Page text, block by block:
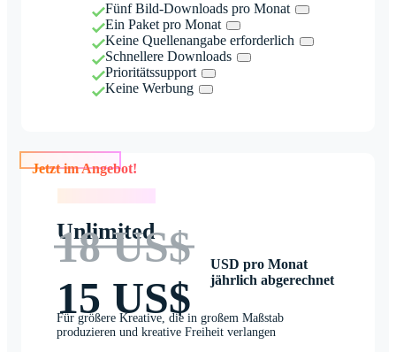
Fünf Bild-Downloads pro Monat
Ein Paket pro Monat
Keine Quellenangabe erforderlich
Schnellere Downloads
Prioritätssupport
Keine Werbung
Jetzt im Angebot!
Unlimited
18 US$
15 US$
USD pro Monat
jährlich abgerechnet
Für größere Kreative, die in großem Maßstab
produzieren und kreative Freiheit verlangen